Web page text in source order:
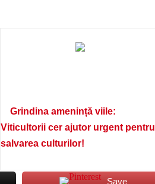
Grindina amenință viile:
Viticultorii cer ajutor urgent pentru
salvarea culturilor!
Save